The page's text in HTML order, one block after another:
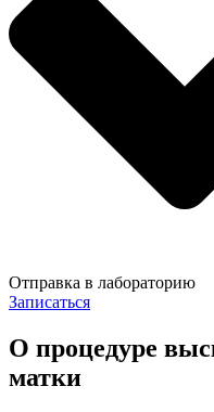
Отправка в лабораторию
Записаться
О процедуре
матки